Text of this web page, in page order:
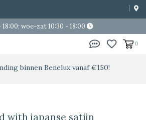
18:00; woe-zat 10:30 - 18:00
0
binnen Benelux vanaf €150!
with japanse satijn